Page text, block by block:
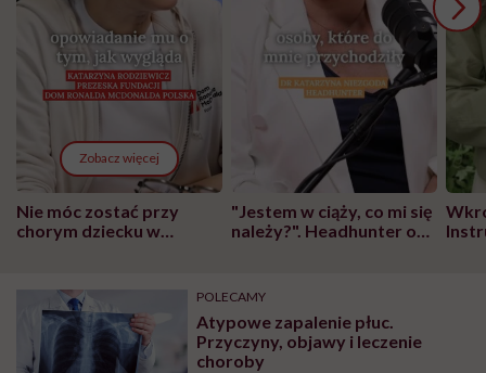
Zobacz więcej
Nie móc zostać przy
chorym dziecku w
może chyba tylko
głupota i brak
wyobraźni"
"Jestem w ciąży, co mi się
należy?". Headhunter o
pracy
POLECAMY
Atypowe zapalenie płuc.
Przyczyny, objawy i leczenie
choroby